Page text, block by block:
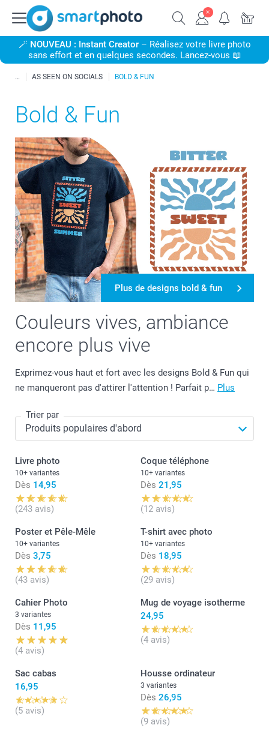
🪄 NOUVEAU : Instant Creator– Réalisez votre livre photo
sans effort et en quelques secondes. Lancez-vous 📖
AS SEEN ON SOCIALS BOLD & FUN
Bold & Fun
Couleurs vives, ambiance
encore plus vive
Exprimez-vous haut et fort avec les designs Bold & Fun qui
ne manqueront pas d'attirer l'attention ! Parfait p… Plus
Plus de designs bold & fun
Trier par
Livre photo
10+ variantes
Dès 14,95
(243 avis)
Coque téléphone
10+ variantes
Dès 21,95
(12 avis)
Poster et Pêle-Mêle
10+ variantes
Dès 3,75
(43 avis)
T-shirt avec photo
10+ variantes
Dès 18,95
(29 avis)
Cahier Photo
3 variantes
Dès 11,95
(4 avis)
Mug de voyage isotherme
24,95
(4 avis)
Sac cabas
16,95
(5 avis)
Housse ordinateur
3 variantes
Dès 26,95
(9 avis)